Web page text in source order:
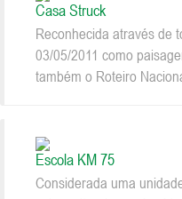
Casa Struck
Reconhecida através de
03/05/2011 como
também o Roteiro
Escola KM 75
Considerada uma